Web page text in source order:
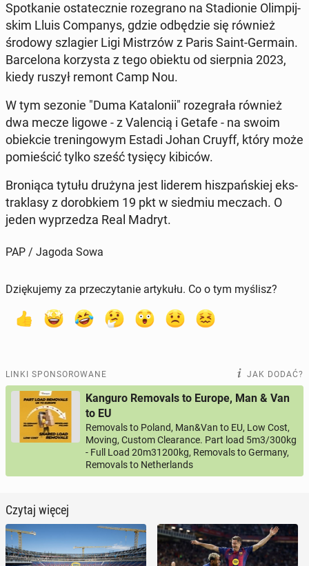
Spo­tka­nie osta­tecz­nie ro­ze­gra­no na Sta­dio­nie Olim­pij­
skim Lluis Com­pa­nys, gdzie od­bę­dzie się również
środowy szla­gier Ligi Mi­strzów z Paris Saint-Germain.
Bar­ce­lo­na ko­rzy­sta z tego obiektu od sierp­nia 2023,
kiedy ruszył remont Camp Nou.
W tym sezonie "Duma Ka­ta­lo­nii" ro­ze­gra­ła również
dwa mecze ligowe - z Va­len­cią i Getafe - na swoim
obiek­cie tre­nin­go­wym Estadi Johan Cruyff, który może
po­mie­ścić tylko sześć tysięcy kibiców.
Bro­nią­ca tytułu drużyna jest liderem hisz­pań­skiej eks­
tra­kla­sy z do­rob­kiem 19 pkt w siedmiu meczach. O
jeden wy­prze­dza Real Madryt.
PAP / Jagoda Sowa
Dziękujemy za przeczytanie artykułu. Co o tym myślisz?
LINKI SPONSOROWANE JAK DODAĆ?
Kanguro Removals to Europe, Man & Van
to EU
Removals to Poland, Man&Van to EU, Low Cost,
Moving, Custom Clearance. Part load 5m3/300kg
- Full Load 20m31200kg, Removals to Germany,
Removals to Netherlands
Czytaj więcej